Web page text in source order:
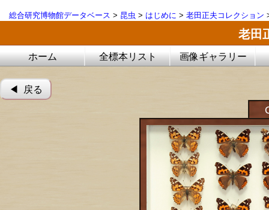
総合研究博物館データベース > 昆虫 > はじめに > 老田正夫コレクション
老田
ホーム 全標本リスト 画像ギャラリー
◀︎ 戻る